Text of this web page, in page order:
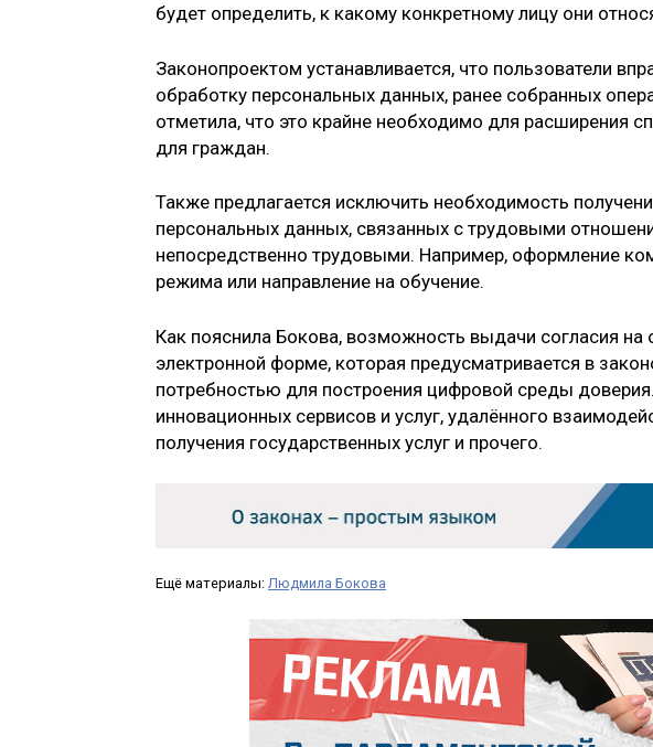
будет определить, к какому конкретному лицу они
Законопроектом устанавливается, что пользователи
обработку персональных данных, ранее собранных
отметила, что это крайне необходимо для расширения
для граждан.
Также предлагается исключить необходимость
персональных данных, связанных с трудовыми
непосредственно трудовыми. Например, оформление
режима или направление на обучение.
Как пояснила Бокова, возможность выдачи согласия
электронной форме, которая предусматривается в
потребностью для построения цифровой среды
инновационных сервисов и услуг, удалённого
получения государственных услуг и прочего.
Ещё материалы: Людмила Бокова